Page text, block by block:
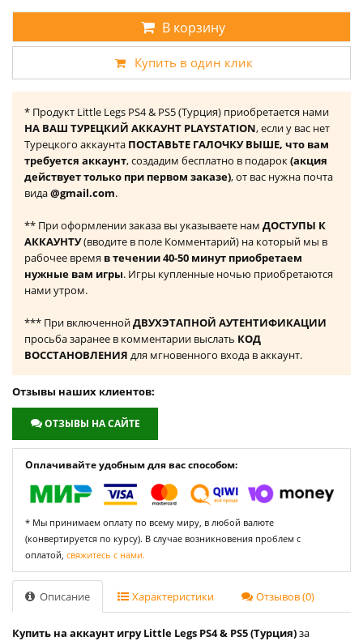
В корзину
Купить в один клик
* Продукт Little Legs PS4 & PS5 (Турция) приобретается нами
НА ВАШ ТУРЕЦКИЙ АККАУНТ PLAYSTATION, если у вас нет
Турецкого аккаунта ПОСТАВЬТЕ ГАЛОЧКУ ВЫШЕ, что вам
требуется аккаунт, создадим бесплатно в подарок(акция
действует только при первом заказе), от вас нужна почта
вида@gmail.com.
** При оформлении заказа вы указываете нам ДОСТУПЫ К
АККАУНТУ(вводите в поле Комментарий) на который мы в
рабочее время в течении 40-50 минут приобретаем
нужные вам игры. Игры купленные ночью приобретаются
нами утром.
*** При включеннойДВУХЭТАПНОЙ АУТЕНТИФИКАЦИИ
просьба заранее в комментарии выслать КОД
ВОССТАНОВЛЕНИЯ для мгновенного входа в аккаунт.
Отзывы наших клиентов:
ОТЗЫВЫ НА САЙТЕ
Оплачивайте удобным для вас способом:
* Мы принимаем оплату по всему миру, в любой валюте
(конвертируется по курсу). В случае возникновения проблем с
оплатой, свяжитесь с нами.
Описание Характеристики Отзывов (0)
Купить на аккаунт игру Little Legs PS4 & PS5 (Турция)за